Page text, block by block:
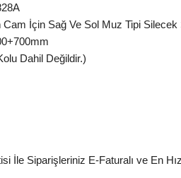
İçin Sağ Ve Sol Muz Tipi
Dahil Değildir.)
İle Siparişleriniz E-Faturalı ve En